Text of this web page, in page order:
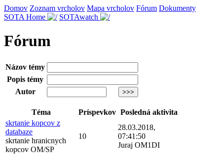
Domov Zoznam vrcholov Mapa vrcholov Fórum Dokumenty
SOTA Home
SOTAwatch
Fórum
Názov témy
Popis témy
Autor
Téma Príspevkov Posledná aktivita
skrtanie kopcov z
databaze
skrtanie hranicnych
kopcov OM/SP
10
28.03.2018,
07:41:50
Juraj OM1DI